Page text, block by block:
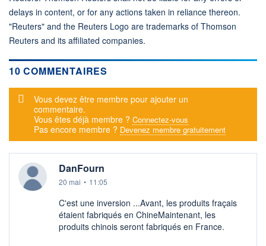
delays in content, or for any actions taken in reliance thereon.
"Reuters" and the Reuters Logo are trademarks of Thomson
Reuters and its affiliated companies.
10 COMMENTAIRES
Message d'alerte
Vous devez être membre pour ajouter un
commentaire.
Vous êtes déjà membre ? Connectez-vous
Pas encore membre ? Devenez membre gratuitement
DanFourn
20 mai • 11:05
C'est une inversion ...Avant, les produits fraçais
étaient fabriqués en ChineMaintenant, les
produits chinois seront fabriqués en France.